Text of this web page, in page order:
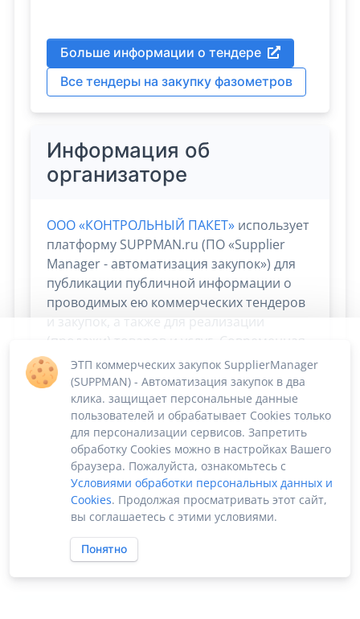
Больше информации о тендере
Все тендеры на закупку фазометров
Информация об
организаторе
ООО «КОНТРОЛЬНЫЙ ПАКЕТ» использует
платформу SUPPMAN.ru (ПО «Supplier
Manager - автоматизация закупок») для
публикации публичной информации о
проводимых ею коммерческих тендеров
и закупок, а также для реализации
(продажи) товаров и услуг. Современная
облачная платформа Supplier Manager
даетвозможностьсосредоточиться на
скорости и эффективности сбыта и
снабжения. Остальные процессы берёт
на себя!
ЭТП коммерческих закупок SupplierManager
(SUPPMAN) - Автоматизация закупок в два
клика. защищает персональные данные
пользователей и обрабатывает Cookies только
для персонализации сервисов. Запретить
обработку Cookies можно в настройках Вашего
браузера. Пожалуйста, ознакомьтесь с
Условиями обработки персональных данных и
Cookies. Продолжая просматривать этот сайт,
вы соглашаетесь с этими условиями.
Понятно